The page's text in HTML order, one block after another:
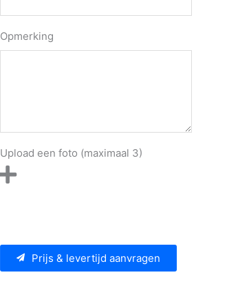
Opmerking
Upload een foto (maximaal 3)
Prijs & levertijd aanvragen